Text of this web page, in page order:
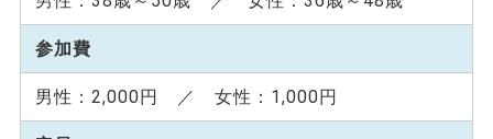
参加費
男性：2,000円 ／ 女性：1,000円